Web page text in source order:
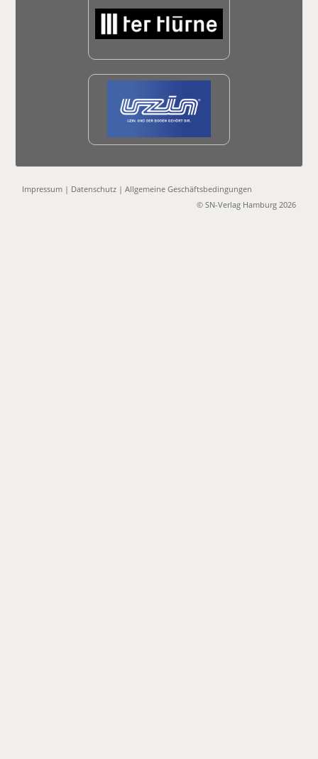
Impressum | Datenschutz |Allgemeine Geschäftsbedingungen
© SN-Verlag Hamburg 2026